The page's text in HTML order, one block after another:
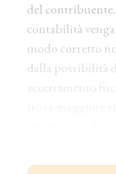
del
contabilità
modo corretto
dalla possibilità
accertamento